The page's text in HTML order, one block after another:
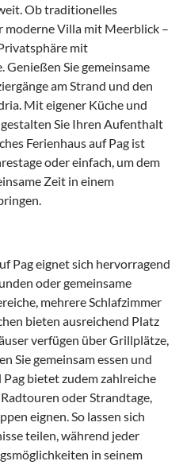
Ob traditionelles
Villa mit Meerblick –
mit
Sie gemeinsame
am Strand und den
Mit eigener Küche und
Sie Ihren Aufenthalt
Ferienhaus auf Pag ist
oder einfach, um dem
Zeit in einem
Pag eignet sich hervorragend
oder gemeinsame
mehrere Schlafzimmer
bieten ausreichend Platz
verfügen über Grillplätze,
Sie gemeinsam essen und
bietet zudem zahlreiche
oder Strandtage,
eignen. So lassen sich
teilen, während jeder
in seinem